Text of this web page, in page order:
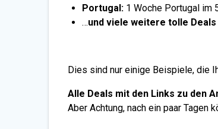
Portugal: 1 Woche Portugal im
…und viele weitere tolle
Dies sind nur einige Beispiele, die
Alle Deals mit den Links zu den
Aber Achtung, nach ein paar Tagen